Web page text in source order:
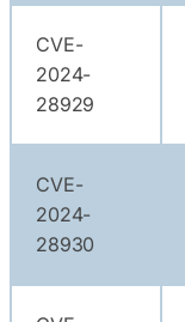
CVE-
2024-
28929
CVE-
2024-
28930